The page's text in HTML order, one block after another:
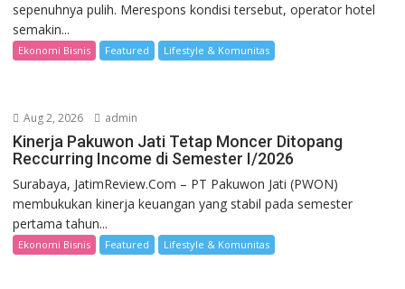
sepenuhnya pulih. Merespons kondisi tersebut, operator hotel
semakin...
Ekonomi Bisnis Featured Lifestyle & Komunitas
Aug 2, 2026 admin
Kinerja Pakuwon Jati Tetap Moncer Ditopang
Reccurring Income di Semester I/2026
Surabaya, JatimReview.Com – PT Pakuwon Jati (PWON)
membukukan kinerja keuangan yang stabil pada semester
pertama tahun...
Ekonomi Bisnis Featured Lifestyle & Komunitas